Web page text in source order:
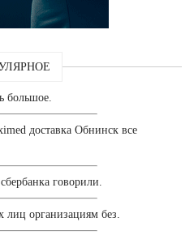
большое.
доставка Обнинск все
говорили.
лиц организациям без.